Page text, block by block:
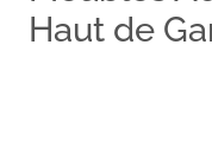
Haut de